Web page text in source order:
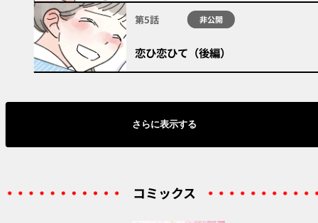
第5話 非公開
恋ひ恋ひて（後編）
さらに表示する
コミックス